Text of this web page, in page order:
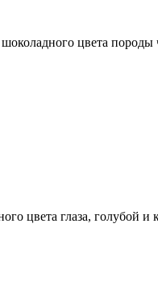
цвета
цвета глаза, голубой и